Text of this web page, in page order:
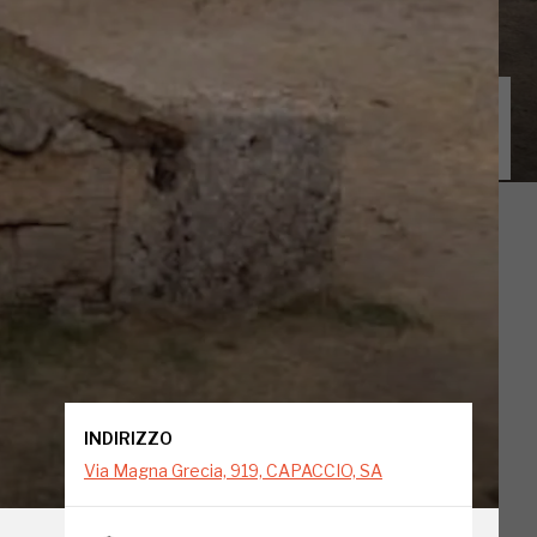
INDIRIZZO
Via Magna Grecia, 919, CAPACCIO, SA
INDIRIZZO
Via Magna Grecia, 919, CAPACCIO, SA